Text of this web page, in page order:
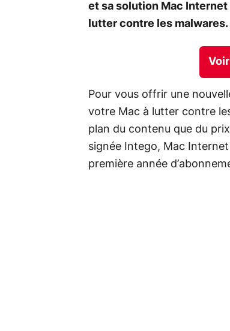
et sa solution Mac
lutter contre les malwares.
Pour vous offrir une
votre Mac à lutter contre
plan du contenu que du
signée Intego, Mac
première année